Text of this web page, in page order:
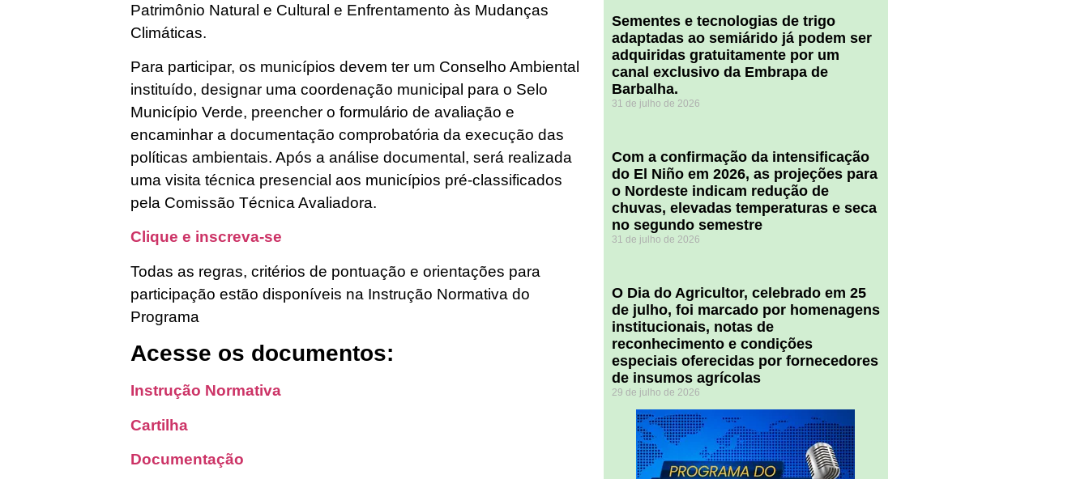
Patrimônio Natural e Cultural e Enfrentamento às Mudanças
Climáticas.
Para participar, os municípios devem ter um Conselho Ambiental
instituído, designar uma coordenação municipal para o Selo
Município Verde, preencher o formulário de avaliação e
encaminhar a documentação comprobatória da execução das
políticas ambientais. Após a análise documental, será realizada
uma visita técnica presencial aos municípios pré-classificados
pela Comissão Técnica Avaliadora.
Clique e inscreva-se
Todas as regras, critérios de pontuação e orientações para
participação estão disponíveis na Instrução Normativa do
Programa
Acesse os documentos:
Instrução Normativa
Cartilha
Documentação
Sementes e tecnologias de trigo
adaptadas ao semiárido já podem ser
adquiridas gratuitamente por um
canal exclusivo da Embrapa de
Barbalha.
31 de julho de 2026
Com a confirmação da intensificação
do El Niño em 2026, as projeções para
o Nordeste indicam redução de
chuvas, elevadas temperaturas e seca
no segundo semestre
31 de julho de 2026
O Dia do Agricultor, celebrado em 25
de julho, foi marcado por homenagens
institucionais, notas de
reconhecimento e condições
especiais oferecidas por fornecedores
de insumos agrícolas
29 de julho de 2026